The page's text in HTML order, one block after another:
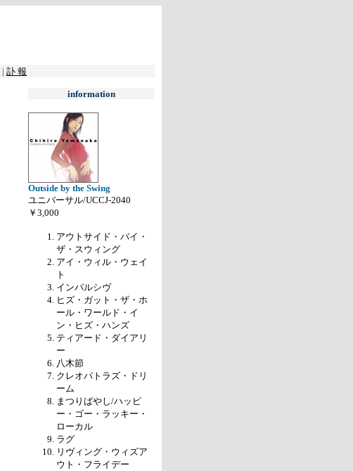
| 訃 報
information
Outside by the Swing
ユニバーサル/UCCJ-2040
￥3,000
アウトサイド・バイ・
ザ・スウィング
アイ・ウィル・ウェイ
ト
インパルシヴ
ヒズ・ガット・ザ・ホ
ール・ワールド・イ
ン・ヒズ・ハンズ
ティアード・ダイアリ
ー
八木節
クレオパトラズ・ドリ
ーム
まつりばやし/ハッピ
ー・ゴー・ラッキー・
ローカル
ラグ
リヴィング・ウィズア
ウト・フライデー